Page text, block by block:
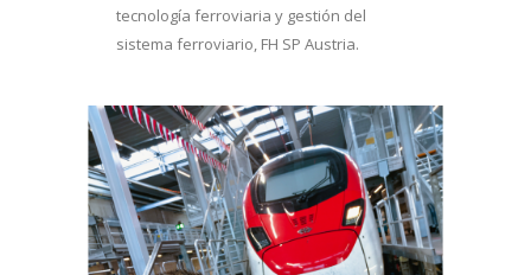
tecnología ferroviaria y gestión del
sistema ferroviario, FH SP Austria.